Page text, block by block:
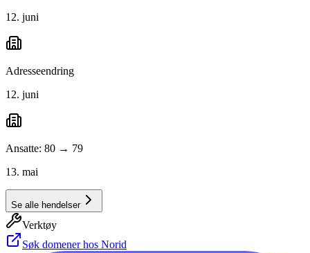
12. juni
Adresseendring
12. juni
Ansatte: 80 → 79
13. mai
Se alle hendelser
Verktøy
Søk domener hos Norid